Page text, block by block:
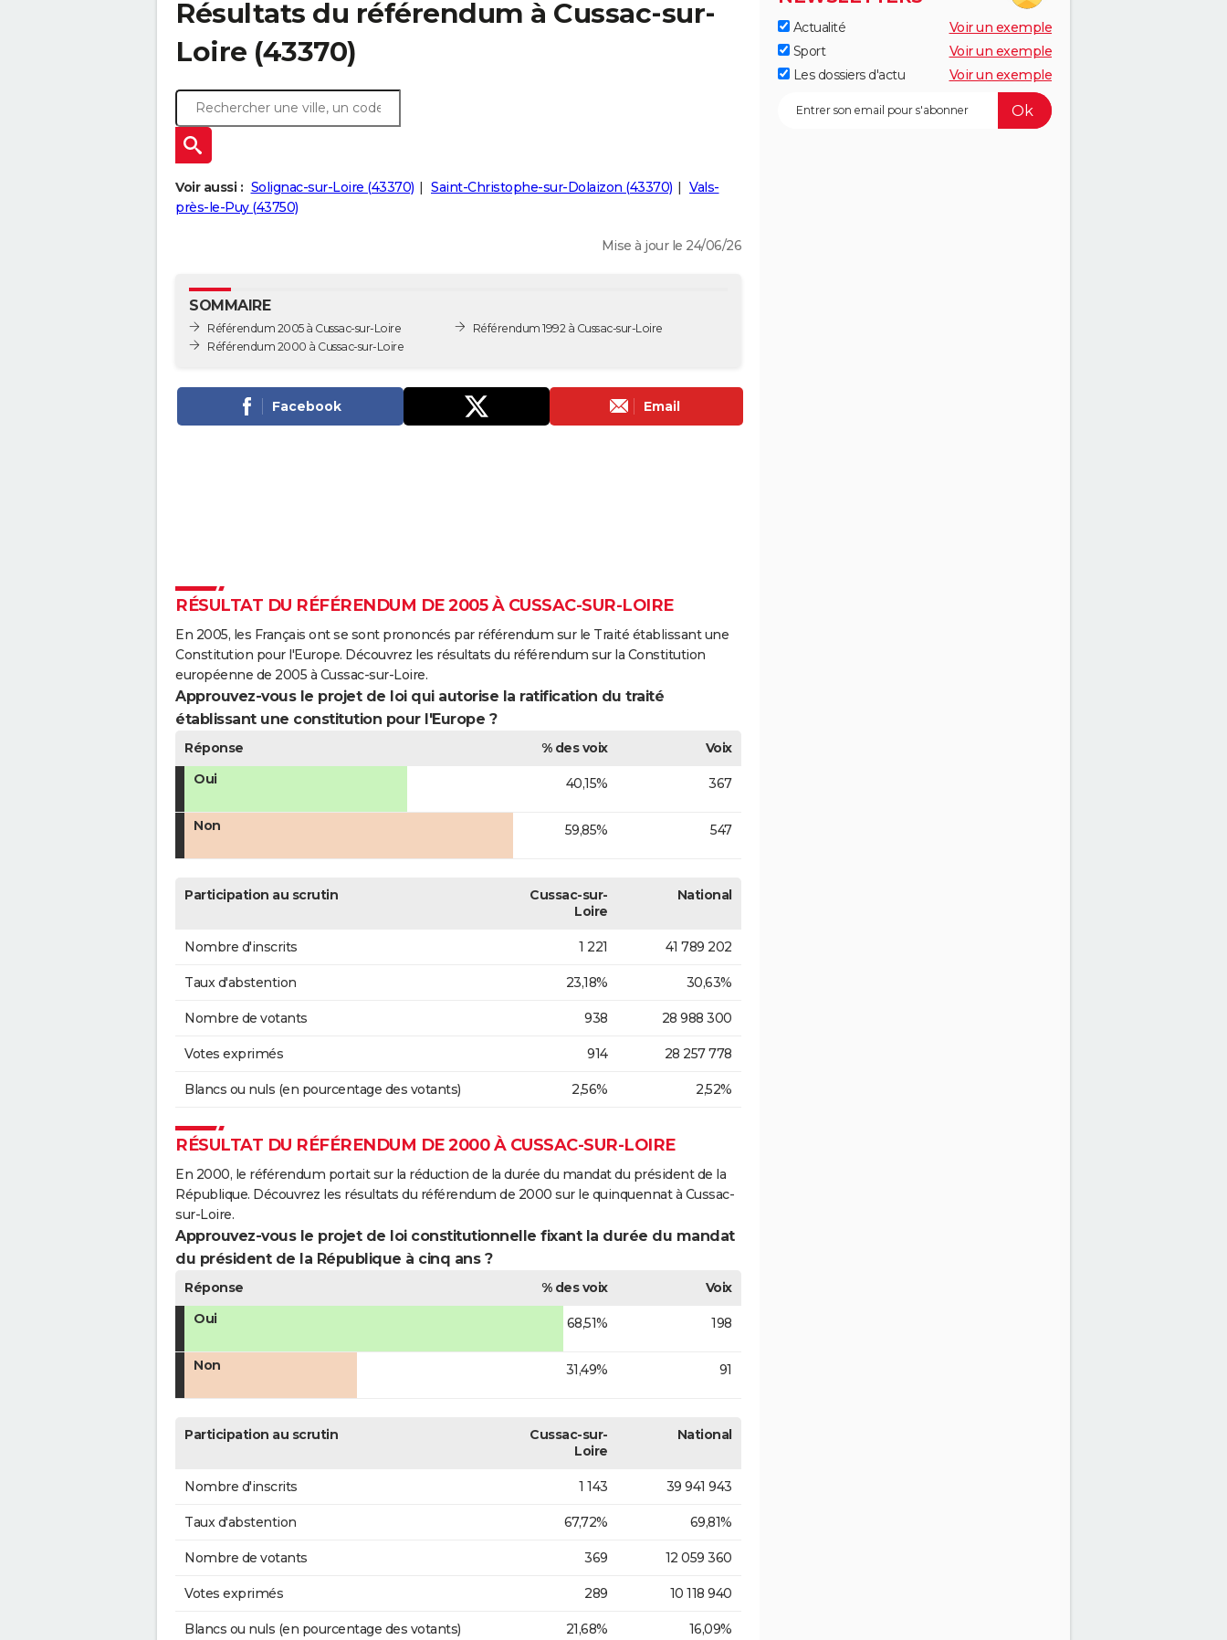
Résultats du référendum à Cussac-sur-
Loire (43370)
Voir aussi : Solignac-sur-Loire (43370) Saint-Christophe-sur-Dolaizon (43370)
Vals-
près-le-Puy (43750)
Mise à jour le 24/06/26
SOMMAIRE
Référendum 2005 à Cussac-sur-Loire
Référendum 2000 à Cussac-sur-Loire
Référendum 1992 à Cussac-sur-Loire
Facebook Email
RÉSULTAT DU RÉFÉRENDUM DE 2005 À CUSSAC-SUR-LOIRE
En 2005, les Français ont se sont prononcés par référendum sur le Traité établissant une
Constitution pour l'Europe. Découvrez les résultats du référendum sur la Constitution
européenne de 2005 à Cussac-sur-Loire.
Approuvez-vous le projet de loi qui autorise la ratification du traité
établissant une constitution pour l'Europe ?
Réponse % des voix
Voix
Oui
40,15% 367
Non 59,85% 547
Participation au scrutin
Cussac-sur-
Loire
National
Nombre d'inscrits 1 221 41 789 202
Taux d'abstention 23,18% 30,63%
Nombre de votants 938 28 988 300
Votes exprimés 914 28 257 778
Blancs ou nuls (en pourcentage des votants) 2,56% 2,52%
RÉSULTAT DU RÉFÉRENDUM DE 2000 À CUSSAC-SUR-LOIRE
En 2000, le référendum portait sur la réduction de la durée du mandat du président de la
République. Découvrez les résultats du référendum de 2000 sur le quinquennat à Cussac-
sur-Loire.
Approuvez-vous le projet de loi constitutionnelle fixant la durée du mandat
du président de la République à cinq ans ?
Réponse % des voix
Voix
Oui
68,51% 198
Non 31,49% 91
Participation au scrutin
Cussac-sur-
Loire
National
Nombre d'inscrits 1 143 39 941 943
Taux d'abstention 67,72% 69,81%
Nombre de votants 369 12 059 360
Votes exprimés 289 10 118 940
Blancs ou nuls (en pourcentage des votants) 21,68% 16,09%
Actualité
Voir un exemple
Sport
Voir un exemple
Les dossiers d'actu
Voir un exemple